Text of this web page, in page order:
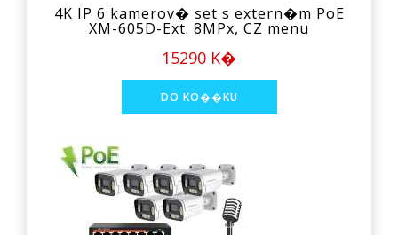
4K IP 6 kamerov� set s extern�m PoE
XM-605D-Ext. 8MPx, CZ menu
15290 K�